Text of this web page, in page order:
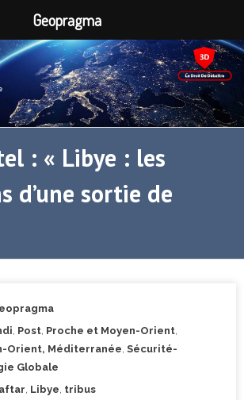
: « Libye : les
d’une sortie de
Post Proche et Moyen-Orient
Orient, Méditerranée Sécurité-
Globale
Libye tribus
Geopragma